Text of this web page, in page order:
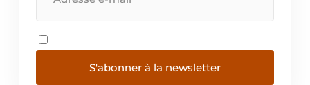
S'abonner à la newsletter